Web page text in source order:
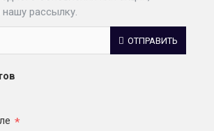
рассылку.
ОТПРАВИТЬ